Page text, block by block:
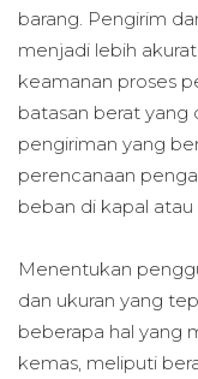
barang. Pengirim
menjadi lebih
keamanan proses
batasan berat yang
pengiriman yang
perencanaan
beban di kapal atau
Menentukan
dan ukuran yang
beberapa hal yang
kemas, meliputi